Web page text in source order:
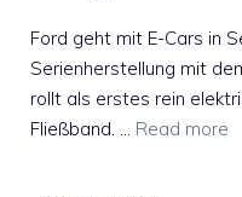
Ford geht mit E-Cars in
Serienherstellung mit
rollt als erstes rein
Fließband. … Read more